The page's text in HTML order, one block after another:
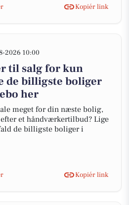
Kopiér link
2026 10:00
til salg for kun
de billigste boliger
her
meget for din næste bolig,
et håndværkertilbud? Lige
de billigste boliger i
Kopiér link